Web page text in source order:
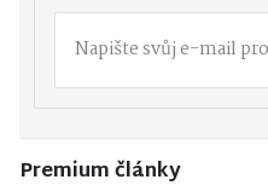
Premium články